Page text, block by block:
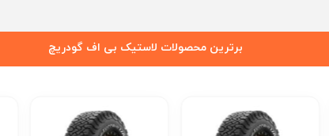
برترین محصولات لاستیک بی اف گودریچ